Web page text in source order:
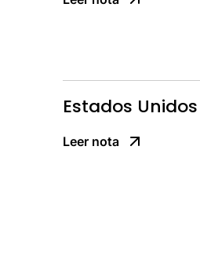
Estados
Leer nota